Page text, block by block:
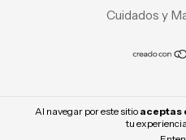
Al navegar por este sitio aceptas
tu
Cuidados y